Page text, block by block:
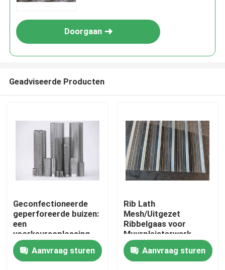
Huis
Producten
Doorgaan
Geadviseerde Producten
Geconfectioneerde
geperforeerde buizen:
een
voorkeursoplossing
voor
filtratieondersteuning
in alle industrieën
Aanvraag sturen
Rib Lath
Mesh/Uitgezet
Ribbelgaas voor
Muurpleisterwerk
Aanvraag sturen